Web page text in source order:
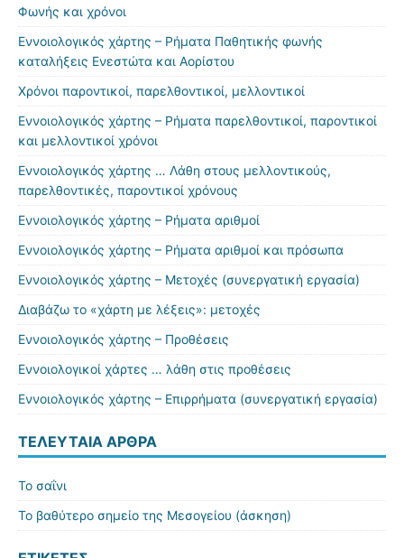
Φωνής και χρόνοι
Εννοιολογικός χάρτης – Ρήματα Παθητικής φωνής
καταλήξεις Ενεστώτα και Αορίστου
Χρόνοι παροντικοί, παρελθοντικοί, μελλοντικοί
Εννοιολογικός χάρτης – Ρήματα παρελθοντικοί, παροντικοί
και μελλοντικοί χρόνοι
Εννοιολογικός χάρτης … Λάθη στους μελλοντικούς,
παρελθοντικές, παροντικοί χρόνους
Εννοιολογικός χάρτης – Ρήματα αριθμοί
Εννοιολογικός χάρτης – Ρήματα αριθμοί και πρόσωπα
Εννοιολογικός χάρτης – Μετοχές (συνεργατική εργασία)
Διαβάζω το «χάρτη με λέξεις»: μετοχές
Εννοιολογικός χάρτης – Προθέσεις
Εννοιολογικοί χάρτες … λάθη στις προθέσεις
Εννοιολογικός χάρτης – Επιρρήματα (συνεργατική εργασία)
ΤΕΛΕΥΤΑΊΑ ΆΡΘΡΑ
Το σαΐνι
Το βαθύτερο σημείο της Μεσογείου (άσκηση)